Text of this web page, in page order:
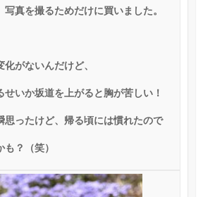
真を撮るためだけに買いました。
がないんだけど、
せいか坂道を上がると胸が苦しい！
思ったけど、帰る頃には慣れたので
？（笑）